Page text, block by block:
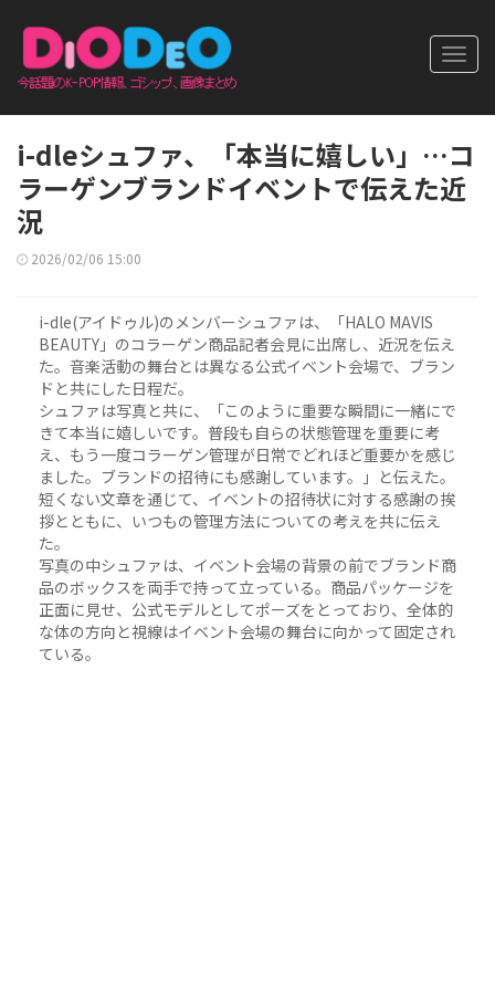
i-dleシュファ、「本当に嬉しい」…コ
ラーゲンブランドイベントで伝えた近
況
2026/02/06 15:00
i-dle(アイドゥル)のメンバーシュファは、「HALO MAVIS
BEAUTY」のコラーゲン商品記者会見に出席し、近況を伝え
た。音楽活動の舞台とは異なる公式イベント会場で、ブラン
ドと共にした日程だ。
シュファは写真と共に、「このように重要な瞬間に一緒にで
きて本当に嬉しいです。普段も自らの状態管理を重要に考
え、もう一度コラーゲン管理が日常でどれほど重要かを感じ
ました。ブランドの招待にも感謝しています。」と伝えた。
短くない文章を通じて、イベントの招待状に対する感謝の挨
拶とともに、いつもの管理方法についての考えを共に伝え
た。
写真の中シュファは、イベント会場の背景の前でブランド商
品のボックスを両手で持って立っている。商品パッケージを
正面に見せ、公式モデルとしてポーズをとっており、全体的
な体の方向と視線はイベント会場の舞台に向かって固定され
ている。